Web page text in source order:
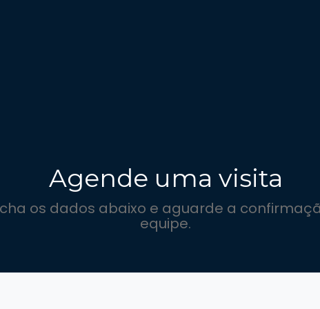
Agende uma visita
os dados abaixo e aguarde a
equipe.